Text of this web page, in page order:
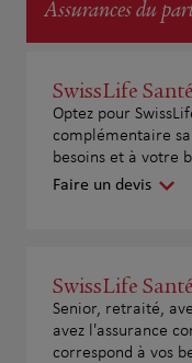
Assurances du
SwissLife
Optez pour
complémentaire
besoins et à votre
Faire un devis
SwissLife
Senior, retraité,
avez l'assurance
correspond à vos